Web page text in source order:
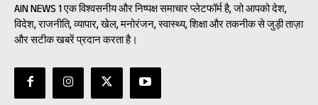
AIN NEWS 1 एक विश्वसनीय और निष्पक्ष समाचार प्लेटफॉर्म है, जो आपको देश,
विदेश, राजनीति, व्यापार, खेल, मनोरंजन, स्वास्थ्य, शिक्षा और तकनीक से जुड़ी ताज़ा
और सटीक खबरें प्रदान करता है।